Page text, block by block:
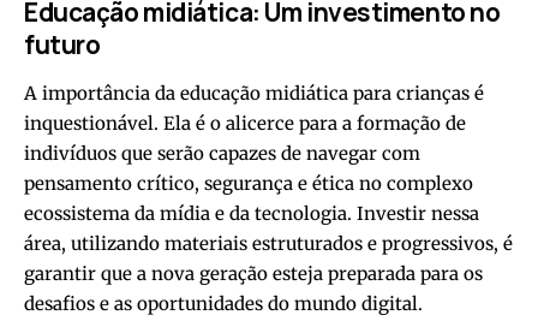
Educação midiática: Um investimento no
futuro
A importância da educação midiática para crianças é
inquestionável. Ela é o alicerce para a formação de
indivíduos que serão capazes de navegar com
pensamento crítico, segurança e ética no complexo
ecossistema da mídia e da tecnologia. Investir nessa
área, utilizando materiais estruturados e progressivos, é
garantir que a nova geração esteja preparada para os
desafios e as oportunidades do mundo digital.